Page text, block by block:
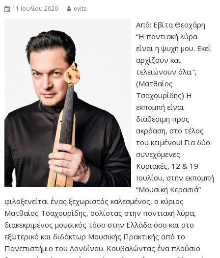
11 Ιουλίου 2020 evita
Από: Εβίτα Θεοχάρη
“Η ποντιακή λύρα
είναι η ψυχή μου. Εκεί
αρχίζουν και
τελειώνουν όλα.“,
(Ματθαίος
Τσαχουρίδης) Η
εκπομπή είναι
διαθέσιμη προς
ακρόαση, στο τέλος
του κειμένου! Για δύο
συνεχόμενες
Κυριακές, 12 & 19
Ιουλίου, στην εκπομπή
“Μουσική Κερασιά”
φιλοξενείται ένας ξεχωριστός καλεσμένος, ο κύριος
Ματθαίος Τσαχουρίδης, σολίστας στην ποντιακή λύρα,
διακεκριμένος μουσικός τόσο στην Ελλάδα όσο και στο
εξωτερικό και διδάκτωρ Μουσικής Πρακτικής από το
Πανεπιστήμιο του Λονδίνου. Κουβαλώντας ένα πλούσιο